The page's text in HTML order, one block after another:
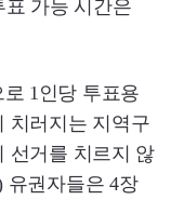
표 가능 시간은
1인당 투표용
치러지는 지역구
선거를 치르지 않
유권자들은 4장